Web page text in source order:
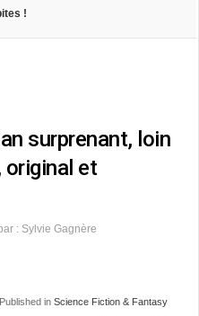
!
surprenant, loin
et
: Sylvie Gagnère
Published in Science Fiction & Fantasy